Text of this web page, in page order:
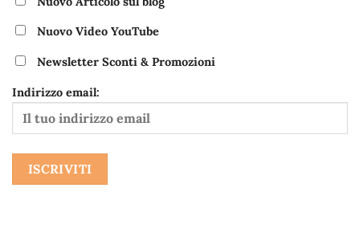
Nuovo Video YouTube
Newsletter Sconti & Promozioni
Indirizzo email: